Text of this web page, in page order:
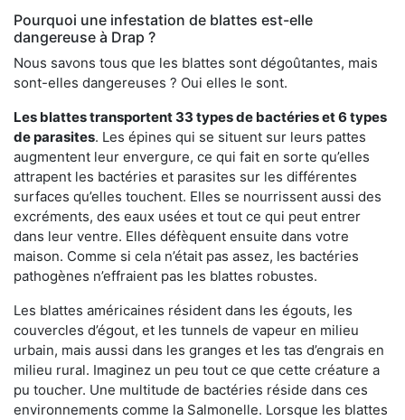
Pourquoi une infestation de blattes est-elle
dangereuse à Drap ?
Nous savons tous que les blattes sont dégoûtantes, mais
sont-elles dangereuses ? Oui elles le sont.
Les blattes transportent 33 types de bactéries et 6 types
de parasites. Les épines qui se situent sur leurs pattes
augmentent leur envergure, ce qui fait en sorte qu’elles
attrapent les bactéries et parasites sur les différentes
surfaces qu’elles touchent. Elles se nourrissent aussi des
excréments, des eaux usées et tout ce qui peut entrer
dans leur ventre. Elles défèquent ensuite dans votre
maison. Comme si cela n’était pas assez, les bactéries
pathogènes n’effraient pas les blattes robustes.
Les blattes américaines résident dans les égouts, les
couvercles d’égout, et les tunnels de vapeur en milieu
urbain, mais aussi dans les granges et les tas d’engrais en
milieu rural. Imaginez un peu tout ce que cette créature a
pu toucher. Une multitude de bactéries réside dans ces
environnements comme la Salmonelle. Lorsque les blattes